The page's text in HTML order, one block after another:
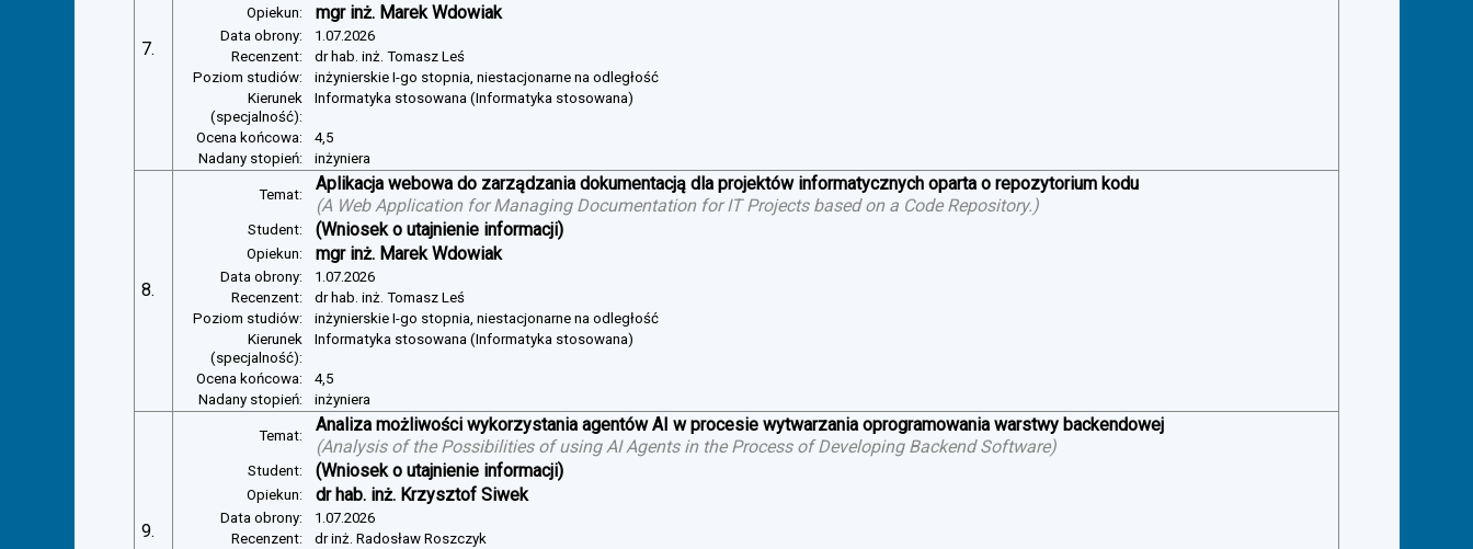
7.
Opiekun: mgr inż. Marek Wdowiak
Data obrony:
1.07.2026
Recenzent:
dr hab. inż. Tomasz Leś
Poziom studiów:
inżynierskie I-go stopnia, niestacjonarne na odległość
Kierunek
(specjalność):
Informatyka stosowana (Informatyka stosowana)
Ocena końcowa:
4,5
Nadany stopień:
inżyniera
8.
Temat:
Aplikacja webowa do zarządzania dokumentacją dla projektów informatycznych oparta o repozytorium kodu
(A Web Application for Managing Documentation for IT Projects based on a Code Repository. )
Student: (Wniosek o utajnienie informacji)
Opiekun: mgr inż. Marek Wdowiak
Data obrony:
1.07.2026
Recenzent:
dr hab. inż. Tomasz Leś
Poziom studiów:
inżynierskie I-go stopnia, niestacjonarne na odległość
Kierunek
(specjalność):
Informatyka stosowana (Informatyka stosowana)
Ocena końcowa:
4,5
Nadany stopień:
inżyniera
9.
Temat:
Analiza możliwości wykorzystania agentów AI w procesie wytwarzania oprogramowania warstwy backendowej
(Analysis of the Possibilities of using AI Agents in the Process of Developing Backend Software)
Student: (Wniosek o utajnienie informacji)
Opiekun: dr hab. inż. Krzysztof Siwek
Data obrony:
1.07.2026
Recenzent:
dr inż. Radosław Roszczyk